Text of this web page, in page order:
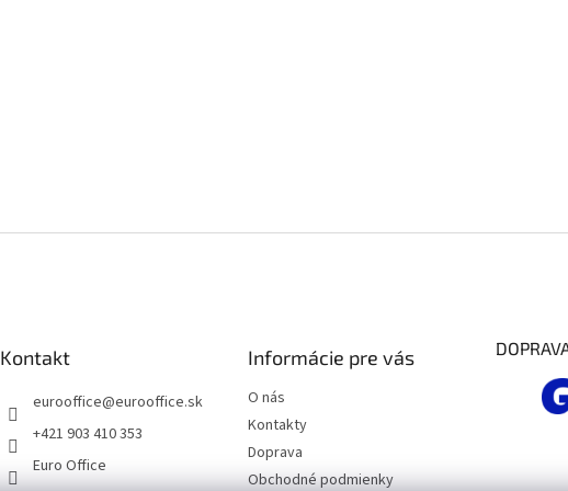
Kontakt
eurooffice@eurooffice.sk
+421 903 410 353
Euro Office
Informácie pre vás
O nás
Kontakty
Doprava
Obchodné podmienky